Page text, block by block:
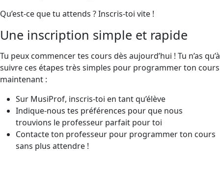
Qu’est-ce que tu attends ? Inscris-toi vite !
Une inscription simple et rapide
Tu peux commencer tes cours dès aujourd’hui ! Tu n’as qu’à
suivre ces étapes très simples pour programmer ton cours
maintenant :
Sur MusiProf, inscris-toi en tant qu’élève
Indique-nous tes préférences pour que nous
trouvions le professeur parfait pour toi
Contacte ton professeur pour programmer ton cours
sans plus attendre !